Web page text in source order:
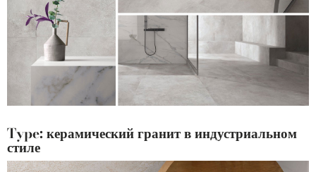
Type: керамический гранит в индустриальном
стиле